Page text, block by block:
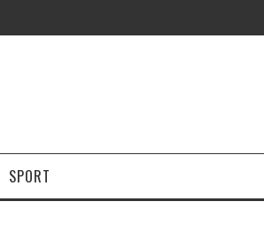
SPORT